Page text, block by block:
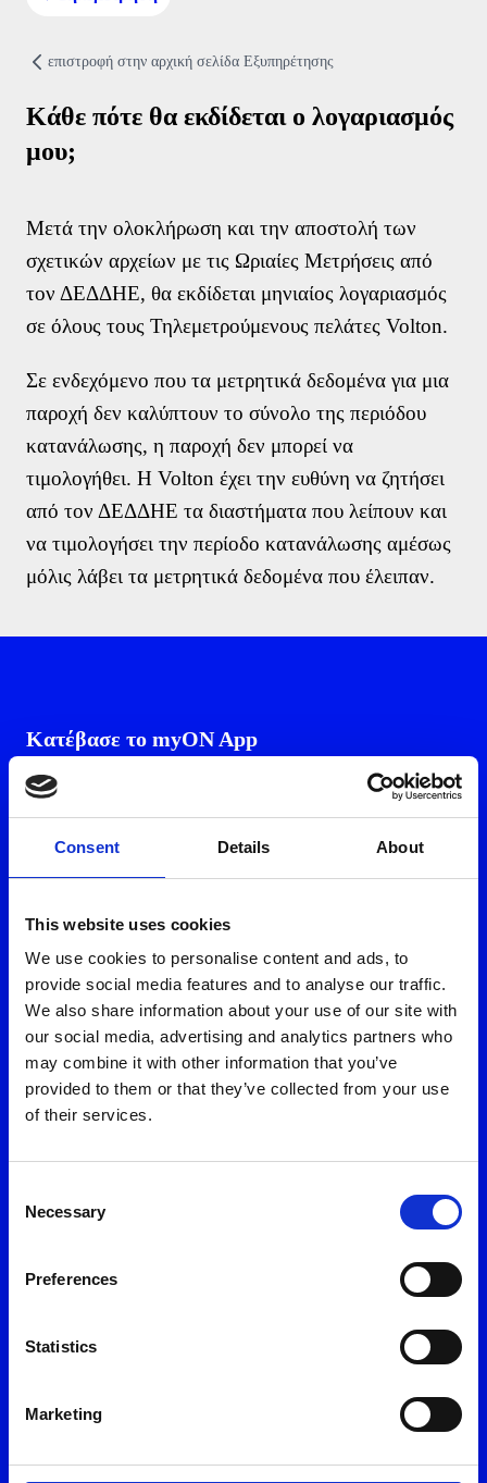
Consent Details About
This website uses cookies
We use cookies to personalise content and ads, to
provide social media features and to analyse our traffic.
We also share information about your use of our site with
our social media, advertising and analytics partners who
may combine it with other information that you’ve
provided to them or that they’ve collected from your use
of their services.
Selection
Necessary
Preferences
Statistics
Marketing
Χρήσιμα Έντυπα
Χρήσιμα links
επιστροφή στην αρχική σελίδα Eξυπηρέτησης
Κάθε πότε θα εκδίδεται ο λογαριασμός
μου;
Μετά την ολοκλήρωση και την αποστολή των
σχετικών αρχείων με τις Ωριαίες Μετρήσεις από
τον ΔΕΔΔΗΕ, θα εκδίδεται μηνιαίος λογαριασμός
σε όλους τους Τηλεμετρούμενους πελάτες Volton.
Σε ενδεχόμενο που τα μετρητικά δεδομένα για μια
παροχή δεν καλύπτουν το σύνολο της περιόδου
κατανάλωσης, η παροχή δεν μπορεί να
τιμολογήθει. Η Volton έχει την ευθύνη να ζητήσει
από τον ΔΕΔΔΗΕ τα διαστήματα που λείπουν και
να τιμολογήσει την περίοδο κατανάλωσης αμέσως
μόλις λάβει τα μετρητικά δεδομένα που έλειπαν.
Μάθετε περισσότερα
Φόρμα εκδήλωσης ενδιαφέροντος
Επίθετο
Email
Τηλέφωνο *
Αποδέχομαι τη χρήση των στοιχείων μου από την Volton και τους
συνεργάτες της για την καλύτερη εξυπηρέτησή μου, σύμφωνα με την
Πολιτική Προστασίας Προσωπικών Δεδομένων *
Αποστολή
Κατέβασε το myON App
Επισκέψου ένα από τα καταστήματά μας
Ομάδα Εξυπηρέτησης
11 300
(το κόστος της κλήσης ορίζεται σύμφωνα με τον ισχύοντα
τιμοκατάλογο του εκάστοτε παρόχου)
(το κόστος της κλήσης ορίζεται ως εθνική χρέωση από κινητά και
Εύκολα & γρήγορα
Προϊόντα και υπηρεσίες